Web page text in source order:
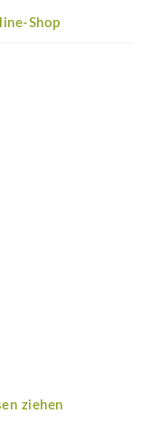
Shop
ziehen